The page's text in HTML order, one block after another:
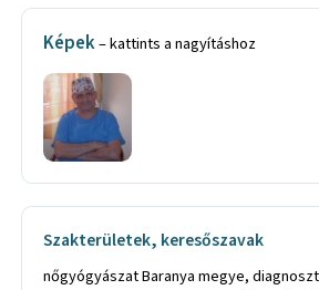
Képek– kattints a nagyításhoz
Szakterületek, keresőszavak
nőgyógyászat Baranya megye, diagnosztikai vizsgálat Baranya megye, egynapos sebészeti műtét Baranya megye, laparoszkópia Baranya megye, laparoszkópiás műtét, magánrendelés Baranya megye, magánrendelő, menopausa Baranya megye, nőgyógyász Baranya megye, nőgyógyász magánorvos Baranya megye, nőgyógyászati ellátás Baranya megye, nőgyógyászati gyulladás kezelése, nőgyógyászati kezelés, nőgyógyászati magánrendelés, nőgyógyászati magánrendelő Baranya megye, nőgyógyászati panasz kezelés Baranya megye, nőgyógyászati rákszűrés Baranya megye, nőgyógyászati rendelés Baranya megye, nőgyógyászati rendszer Baranya megye, nőgyógyászati szűrés Baranya megye, nőgyógyászati vizsgálat Baranya megye, rákszűrés Baranya megye, szülész Baranya megye, szülész magánorvos Baranya megye, szülész, nőgyógyász Baranya megye, szülészet Baranya megye, szülészeti ellátás Baranya megye, szülészeti kezelés Baranya megye, szülészeti rendelés Baranya megye, szülészeti ultrahang Baranya megye, szülészorvos Baranya megye, terhesgondozás Baranya megye, ultrahang Baranya megye, nőgyógyászati szűrés Baranya megye, nőgyógyászati vizsgálat Baranya megye, szülészeti ellátás Baranya megye, szülészeti kezelés Baranya megye, szülész Pécs, szülész-nőgyógyász Pécs, szülészeti ellátás Pécs, szülészeti rendelés Pécs, szülészeti ultrahang Pécs, szülészorvos Pécs, laparoszkópia Kaposvár, laparoszkópiás műtét Kaposvár, nőgyógyászati magánrendelés Kaposvár, nőgyógyászati magánrendelő Kaposvár, szülész magánorvos Kaposvár, szülész nőgyógyász Kaposvár, szülészet-nőgyógyászat Kaposvár, szülész orvos Kaposvár, nőgyógyászati rákszűrés Kaposvár, nőgyógyászati szűrés Kaposvár, terhesgondozás Kaposvár, nőgyógyászati ultrahang Kaposvár, nőgyógyászati rendelés Kaposvár, nőgyógyászati magánrendelés Kaposvár, nőgyógyászati vizsgálat Kaposvár, 4D ultrahang Kaposvár, várandós gondozás Kaposvár, várandós tanácsadás Kaposvár, nőgyógyászati vizsgálat Kaposvár, szülész Kaposvár, nőgyógyász Kaposvár, laparoszkópia Somogy megye, laparoszkópiás műtét Somogy megye, nőgyógyászati magánrendelés Somogy megye, nőgyógyászati magánrendelő Somogy megye, szülész magánorvos Somogy megye, szülész nőgyógyász Somogy megye, szülészet-nőgyógyászat Somogy megye, szülész orvos Somogy megye, nőgyógyászati rákszűrés Somogy megye, nőgyógyászati szűrés Somogy megye, terhesgondozás Somogy megye, nőgyógyászati ultrahang Somogy megye, nőgyógyászati rendelés Somogy megye, nőgyógyászati magánrendelés Somogy megye, nőgyógyászati vizsgálat Somogy megye, 4D ultrahang Somogy megye, várandós gondozás Somogy megye, várandós tanácsadás Somogy megye, nőgyógyászati vizsgálat Somogy megye, laparoszkópia Pécs, laparoszkópiás műtét Pécs, nőgyógyászati magánrendelés Pécs, nőgyógyászati magánrendelő Pécs, szülész magánorvos Pécs, szülész nőgyógyász Pécs, szülészet-nőgyógyászat Pécs, szülész orvos Pécs, nőgyógyászati rákszűrés Pécs, nőgyógyászati szűrés Pécs, terhesgondozás Pécs, nőgyógyászati ultrahang Pécs, nőgyógyászati rendelés Pécs, nőgyógyászati magánrendelés Pécs, nőgyógyászati vizsgálat Pécs, 4D ultrahang Pécs, várandós gondozás Pécs, várandós tanácsadás Pécs, nőgyógyászati vizsgálat Pécs, szülész Pécs, nőgyógyász Pécs, laparoszkópia Barcs, laparoszkópiás műtét Barcs, nőgyógyászati magánrendelés Barcs, nőgyógyászati magánrendelő Barcs, szülész magánorvos Barcs, szülész nőgyógyász Barcs, szülészet-nőgyógyászat Barcs, szülész orvos Barcs, nőgyógyászati rákszűrés Barcs, nőgyógyászati szűrés Barcs, terhesgondozás Barcs, nőgyógyászati ultrahang Barcs, nőgyógyászati rendelés Barcs, nőgyógyászati magánrendelés Barcs, nőgyógyászati vizsgálat Barcs, 4D ultrahang Barcs, várandós gondozás Barcs, várandós tanácsadás Barcs, nőgyógyászati vizsgálat Barcs, szülész Barcs, nőgyógyász Barcs, laparoszkópia Szigetvár, laparoszkópiás műtét Szigetvár, nőgyógyászati magánrendelés Szigetvár, nőgyógyászati magánrendelő Szigetvár, szülész magánorvos Szigetvár, szülész nőgyógyász Szigetvár, szülészet-nőgyógyászat Szigetvár, szülészorvos Szigetvár, nőgyógyászati rákszűrés Szigetvár, nőgyógyászati szűrés Szigetvár, terhesgondozás Szigetvár, nőgyógyászati ultrahang Szigetvár, nőgyógyászati rendelés Szigetvár, nőgyógyászati magánrendelés Szigetvár, nőgyógyászati vizsgálat Szigetvár, 4D ultrahang Szigetvár, várandós gondozás Szigetvár, várandós tanácsadás Szigetvár, nőgyógyászati vizsgálat Szigetvár, nőgyógyászat Baranya megye, diagnosztikai vizsgálat Baranya megye, egynapos sebészeti műtét Baranya megye, laparoszkópia Baranya megye, laparoszkópiás műtét, magánrendelés Baranya megye, magánrendelő, menopausa Baranya megye, nőgyógyász Baranya megye, nőgyógyász magánorvos Baranya megye, nőgyógyászati ellátás Baranya megye, nőgyógyászati gyulladás kezelése, nőgyógyászati kezelés, nőgyógyászati magánrendelés, nőgyógyászati magánrendelő Baranya megye, nőgyógyászati panasz kezelés Baranya megye, nőgyógyászati rákszűrés Baranya megye, nőgyógyászati rendelés Baranya megye, nőgyógyászati rendszer Baranya megye, nőgyógyászati szűrés Baranya megye, nőgyógyászati vizsgálat Baranya megye, rákszűrés Baranya megye, szülész Baranya megye, szülész magánorvos Baranya megye, szülész, nőgyógyász Baranya megye, szülészet Baranya megye, szülészeti ellátás Baranya megye, szülészeti kezelés Baranya megye, szülészeti rendelés Baranya megye, szülészeti ultrahang Baranya megye, szülészorvos Baranya megye, terhesgondozás Baranya megye, ultrahang Baranya megye, nőgyógyászati szűrés Baranya megye, nőgyógyászati vizsgálat Baranya megye, szülészeti ellátás Baranya megye, szülészeti kezelés Baranya megye, szülész Pécs, szülész-nőgyógyász Pécs, szülészeti ellátás Pécs, szülészeti rendelés Pécs, szülészeti ultrahang Pécs, szülészorvos Pécs, laparoszkópia Kaposvár, laparoszkópiás műtét Kaposvár, nőgyógyászati magánrendelés Kaposvár, nőgyógyászati magánrendelő Kaposvár, szülész magánorvos Kaposvár, szülész nőgyógyász Kaposvár, szülészet-nőgyógyászat Kaposvár, szülész orvos Kaposvár, nőgyógyászati rákszűrés Kaposvár, nőgyógyászati szűrés Kaposvár, terhesgondozás Kaposvár, nőgyógyászati ultrahang Kaposvár, nőgyógyászati rendelés Kaposvár, nőgyógyászati magánrendelés Kaposvár, nőgyógyászati vizsgálat Kaposvár, 4D ultrahang Kaposvár, várandós gondozás Kaposvár, várandós tanácsadás Kaposvár, nőgyógyászati vizsgálat Kaposvár, szülész Kaposvár, nőgyógyász Kaposvár, laparoszkópia Somogy megye, laparoszkópiás műtét Somogy megye, nőgyógyászati magánrendelés Somogy megye, nőgyógyászati magánrendelő Somogy megye, szülész magánorvos Somogy megye, szülész nőgyógyász Somogy megye, szülészet-nőgyógyászat Somogy megye, szülész orvos Somogy megye, nőgyógyászati rákszűrés Somogy megye, nőgyógyászati szűrés Somogy megye, terhesgondozás Somogy megye, nőgyógyászati ultrahang Somogy megye, nőgyógyászati rendelés Somogy megye, nőgyógyászati magánrendelés Somogy megye, nőgyógyászati vizsgálat Somogy megye, 4D ultrahang Somogy megye, várandós gondozás Somogy megye, várandós tanácsadás Somogy megye, nőgyógyászati vizsgálat Somogy megye, laparoszkópia Pécs, laparoszkópiás műtét Pécs, nőgyógyászati magánrendelés Pécs, nőgyógyászati magánrendelő Pécs, szülész magánorvos Pécs, szülész nőgyógyász Pécs, szülészet-nőgyógyászat Pécs, szülész orvos Pécs, nőgyógyászati rákszűrés Pécs, nőgyógyászati szűrés Pécs, terhesgondozás Pécs, nőgyógyászati ultrahang Pécs, nőgyógyászati rendelés Pécs, nőgyógyászati magánrendelés Pécs, nőgyógyászati vizsgálat